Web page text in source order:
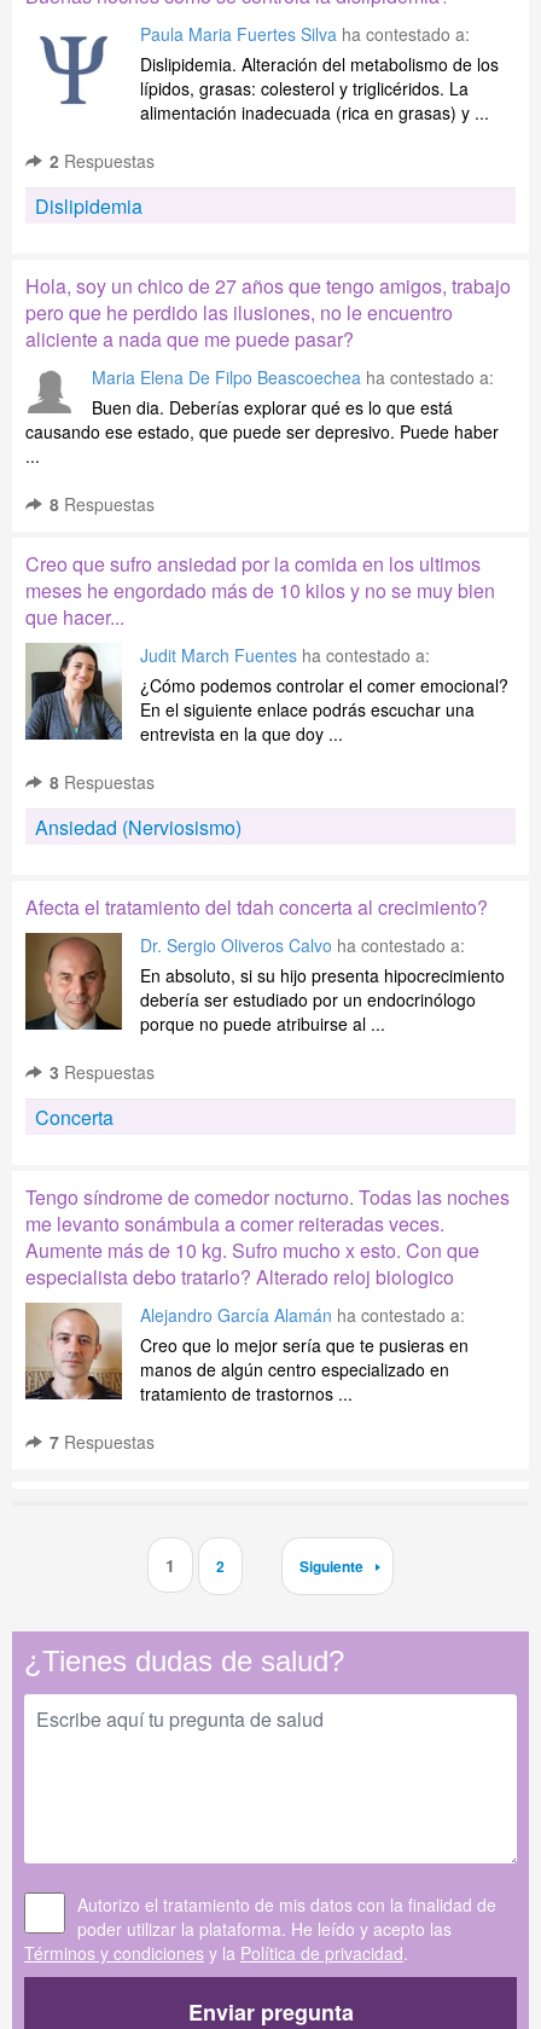
Paula Maria Fuertes Silva ha contestado a:
Dislipidemia. Alteración del metabolismo de los
lípidos, grasas: colesterol y triglicéridos. La
alimentación inadecuada (rica en grasas) y ...
2 Respuestas
Dislipidemia
Hola, soy un chico de 27 años que tengo amigos, trabajo
pero que he perdido las ilusiones, no le encuentro
aliciente a nada que me puede pasar?
Maria Elena De Filpo Beascoechea ha contestado a:
Buen dia. Deberías explorar qué es lo que está
causando ese estado, que puede ser depresivo. Puede haber
...
8 Respuestas
Creo que sufro ansiedad por la comida en los ultimos
meses he engordado más de 10 kilos y no se muy bien
que hacer...
Judit March Fuentes ha contestado a:
¿Cómo podemos controlar el comer emocional?
En el siguiente enlace podrás escuchar una
entrevista en la que doy ...
8 Respuestas
Ansiedad (Nerviosismo)
Afecta el tratamiento del tdah concerta al crecimiento?
Dr. Sergio Oliveros Calvo ha contestado a:
En absoluto, si su hijo presenta hipocrecimiento
debería ser estudiado por un endocrinólogo
porque no puede atribuirse al ...
3 Respuestas
Concerta
Tengo síndrome de comedor nocturno. Todas las noches
me levanto sonámbula a comer reiteradas veces.
Aumente más de 10 kg. Sufro mucho x esto. Con que
especialista debo tratarlo? Alterado reloj biologico
Alejandro García Alamán ha contestado a:
Creo que lo mejor sería que te pusieras en
manos de algún centro especializado en
tratamiento de trastornos ...
7 Respuestas
1 2 Siguiente
¿Tienes dudas de salud?
Autorizo el tratamiento de mis datos con la finalidad de
poder utilizar la plataforma. He leído y acepto las
Términos y condiciones y la Política de privacidad.
Enviar pregunta